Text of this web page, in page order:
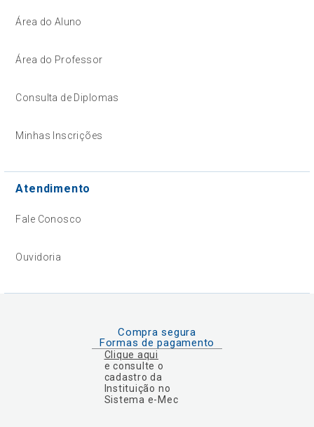
Área do Aluno
Área do Professor
Consulta de Diplomas
Minhas Inscrições
Atendimento
Fale Conosco
Ouvidoria
Compra segura
Formas de pagamento
Clique aqui
e consulte o
cadastro da
Instituição no
Sistema e-Mec